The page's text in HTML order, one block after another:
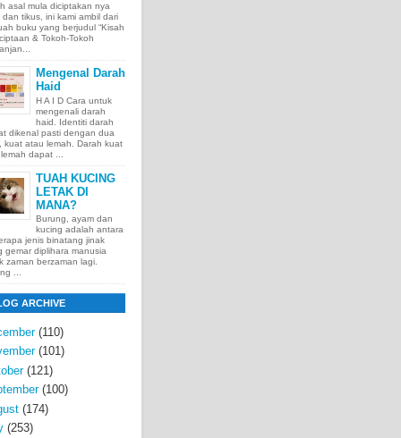
asal mula diciptakan nya
dan tikus, ini kami ambil dari
buku yang berjudul “Kisah
& Tokoh-Tokoh
Mengenal Darah
Haid
H A I D Cara untuk
mengenali darah
haid. Identiti darah
dikenal pasti dengan dua
kuat atau lemah. Darah kuat
dapat ...
TUAH KUCING
LETAK DI
MANA?
Burung, ayam dan
kucing adalah antara
jenis binatang jinak
gemar diplihara manusia
zaman berzaman lagi.
...
ARCHIVE
(110)
(101)
(121)
(100)
(174)
(253)